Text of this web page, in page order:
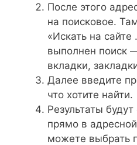
После этого
на поисковое.
«Искать на
выполнен поиск
вкладки,
Далее введите
что хотите найти.
Результаты
прямо в
можете выбрать